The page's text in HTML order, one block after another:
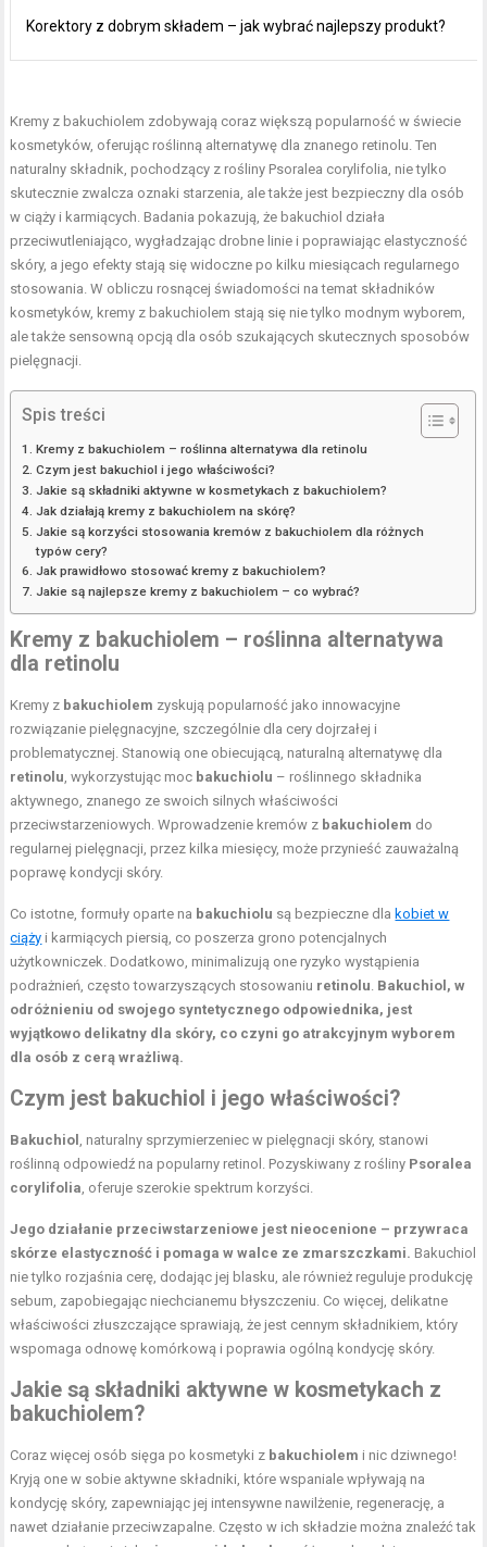
Korektory z dobrym składem – jak wybrać najlepszy produkt?
Kremy z bakuchiolem zdobywają coraz większą popularność w świecie
kosmetyków, oferując roślinną alternatywę dla znanego retinolu. Ten
naturalny składnik, pochodzący z rośliny Psoralea corylifolia, nie tylko
skutecznie zwalcza oznaki starzenia, ale także jest bezpieczny dla osób
w ciąży i karmiących. Badania pokazują, że bakuchiol działa
przeciwutleniająco, wygładzając drobne linie i poprawiając elastyczność
skóry, a jego efekty stają się widoczne po kilku miesiącach regularnego
stosowania. W obliczu rosnącej świadomości na temat składników
kosmetyków, kremy z bakuchiolem stają się nie tylko modnym wyborem,
ale także sensowną opcją dla osób szukających skutecznych sposobów
pielęgnacji.
Spis treści
Kremy z bakuchiolem – roślinna alternatywa dla retinolu
Czym jest bakuchiol i jego właściwości?
Jakie są składniki aktywne w kosmetykach z bakuchiolem?
Jak działają kremy z bakuchiolem na skórę?
Jakie są korzyści stosowania kremów z bakuchiolem dla różnych
typów cery?
Jak prawidłowo stosować kremy z bakuchiolem?
Jakie są najlepsze kremy z bakuchiolem – co wybrać?
Kremy z bakuchiolem – roślinna alternatywa
dla retinolu
Kremy z bakuchiolem zyskują popularność jako innowacyjne
rozwiązanie pielęgnacyjne, szczególnie dla cery dojrzałej i
problematycznej. Stanowią one obiecującą, naturalną alternatywę dla
retinolu , wykorzystując moc bakuchiolu – roślinnego składnika
aktywnego, znanego ze swoich silnych właściwości
przeciwstarzeniowych. Wprowadzenie kremów z bakuchiolem do
regularnej pielęgnacji, przez kilka miesięcy, może przynieść zauważalną
poprawę kondycji skóry.
Co istotne, formuły oparte na bakuchiolu są bezpieczne dla kobiet w
ciąży i karmiących piersią, co poszerza grono potencjalnych
użytkowniczek. Dodatkowo, minimalizują one ryzyko wystąpienia
podrażnień, często towarzyszących stosowaniu retinolu Bakuchiol, w
odróżnieniu od swojego syntetycznego odpowiednika, jest
wyjątkowo delikatny dla skóry, co czyni go atrakcyjnym wyborem
dla osób z cerą wrażliwą.
Czym jest bakuchiol i jego właściwości?
Bakuchiol
, naturalny sprzymierzeniec w pielęgnacji skóry, stanowi
roślinną odpowiedź na popularny retinol. Pozyskiwany z rośliny Psoralea
corylifolia , oferuje szerokie spektrum korzyści.
Jego działanie przeciwstarzeniowe jest nieocenione – przywraca
skórze elastyczność i pomaga w walce ze zmarszczkami. Bakuchiol
nie tylko rozjaśnia cerę, dodając jej blasku, ale również reguluje produkcję
sebum, zapobiegając niechcianemu błyszczeniu. Co więcej, delikatne
właściwości złuszczające sprawiają, że jest cennym składnikiem, który
wspomaga odnowę komórkową i poprawia ogólną kondycję skóry.
Jakie są składniki aktywne w kosmetykach z
bakuchiolem?
Coraz więcej osób sięga po kosmetyki z bakuchiolem i nic dziwnego!
Kryją one w sobie aktywne składniki, które wspaniale wpływają na
kondycję skóry, zapewniając jej intensywne nawilżenie, regenerację, a
nawet działanie przeciwzapalne. Często w ich składzie można znaleźć tak